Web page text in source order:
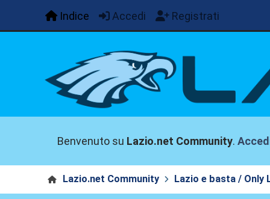
Indice Accedi Registrati
Benvenuto su Lazio.net Community.
Lazio.net Community Lazio e basta / Only